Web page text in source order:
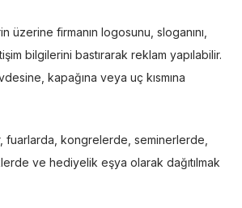
üzerine firmanın logosunu, sloganını,
bilgilerini bastırarak reklam yapılabilir.
kapağına veya uç kısmına
fuarlarda, kongrelerde, seminerlerde,
ve hediyelik eşya olarak dağıtılmak